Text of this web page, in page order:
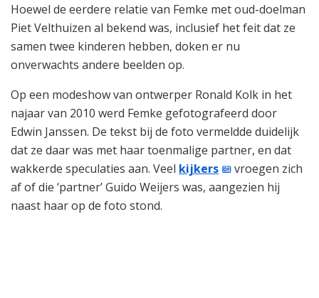
Hoewel de eerdere relatie van Femke met oud-doelman
Piet Velthuizen al bekend was, inclusief het feit dat ze
samen twee kinderen hebben, doken er nu
onverwachts andere beelden op.
Op een modeshow van ontwerper Ronald Kolk in het
najaar van 2010 werd Femke gefotografeerd door
Edwin Janssen. De tekst bij de foto vermeldde duidelijk
dat ze daar was met haar toenmalige partner, en dat
wakkerde speculaties aan. Veel kijkers
vroegen zich
af of die ‘partner’ Guido Weijers was, aangezien hij
naast haar op de foto stond.